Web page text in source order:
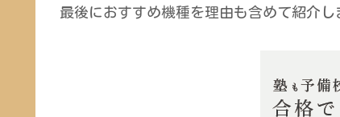
最後におすすめ機種を理由も含めて紹介し